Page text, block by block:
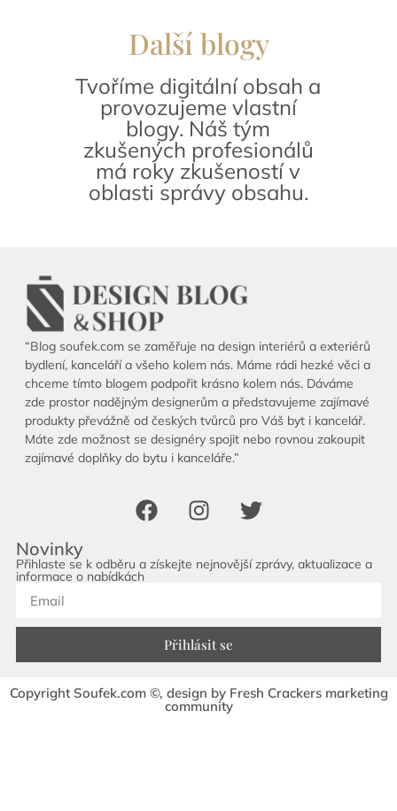
Další blogy
Tvoříme digitální obsah a
provozujeme vlastní
blogy. Náš tým
zkušených profesionálů
má roky zkušeností v
oblasti správy obsahu.
“Blog soufek.com se zaměřuje na design interiérů a exteriérů
bydlení, kanceláří a všeho kolem nás. Máme rádi hezké věci a
chceme tímto blogem podpořit krásno kolem nás. Dáváme
zde prostor nadějným designerům a představujeme zajímavé
produkty převážně od českých tvůrců pro Váš byt i kancelář.
Máte zde možnost se designéry spojit nebo rovnou zakoupit
zajímavé doplňky do bytu i kanceláře.”
Novinky
Přihlaste se k odběru a získejte nejnovější zprávy, aktualizace a
informace o nabídkách
Přihlásit se
Copyright Soufek.com ©, design by Fresh Crackers marketing
community